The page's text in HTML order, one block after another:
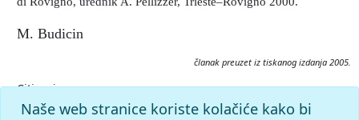
M. Budicin
članak preuzet iz tiskanog izdanja 2005.
Citiranje:
Campitelli, Matteo.Istarska enciklopedija (2005), mrežno
Naše web stranice koriste kolačiće kako bi